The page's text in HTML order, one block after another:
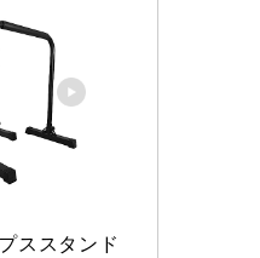
ススタンド